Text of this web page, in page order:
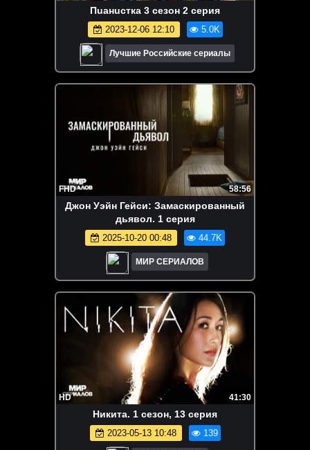
Пuaнuстка 3 сезон 2 серия
2023-12-06 12:10 5.0K
Лучшие Российские сериалы
FHD 58:56
Джон Уэйн Гейси: Замаскированный
дьявол. 1 серия
2025-10-20 00:48 44.7K
МИР СЕРИАЛОВ
HD 41:30
Hикитa. 1 сезон, 13 серия
2023-05-13 10:48 139